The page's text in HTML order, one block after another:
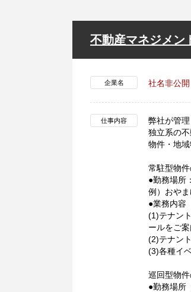
不動産マネジメ
企業名 社名非公
仕事内容
弊社が管
独立系の
物件・地
常駐型物
●勤務場所
例）おや
●業務内容
(1)テナン
ールをご
(2)テナン
(3)各種イ
巡回型物
●勤務場所